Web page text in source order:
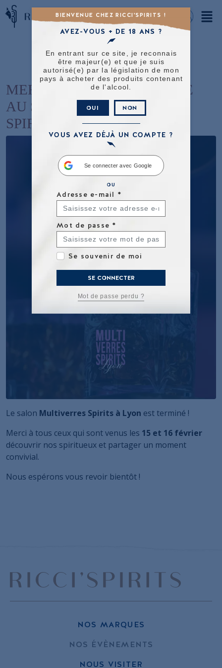
MERCI POUR VOTRE VISITE
AU SALON MULTIVERRES
SPIRITS À LYON !
Le salon Multiverres Spirits à Lyon est terminé !
Merci à tous ceux qui sont venus les 15 et 16 février
découvrir nos spiritueux et partager un moment
convivial.
Nous espérons vous revoir bientôt !
WINE PARIS –
Merci pour Wine
Paris 2025 !
Merci pour votre
visite au Prague Bar
Show 2025 !
NOS MARQUES
NOS ÉVÈNEMENTS
NOUS VISITER
BIENVENUE CHEZ RICCI'SPIRITS !
AVEZ-VOUS + DE 18 ANS ?
En entrant sur ce site, je reconnais
être majeur(e) et que je suis
autorisé(e) par la législation de mon
pays à acheter des produits contenant
de l'alcool.
OUI NON
VOUS AVEZ DÉJÀ UN COMPTE ?
Se connecter avec Google
OU
Adresse e-mail *
Mot de passe *
Se souvenir de moi
SE CONNECTER
Mot de passe perdu ?